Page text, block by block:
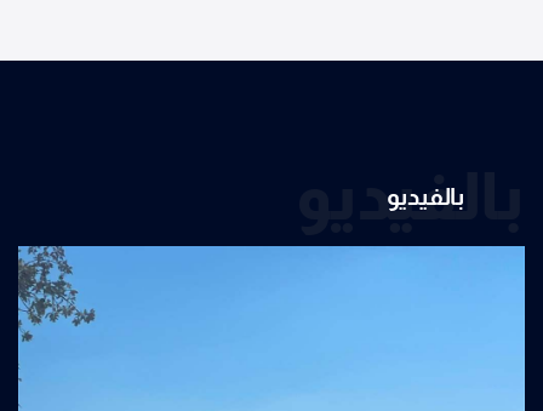
بالفيديو
بالفيديو